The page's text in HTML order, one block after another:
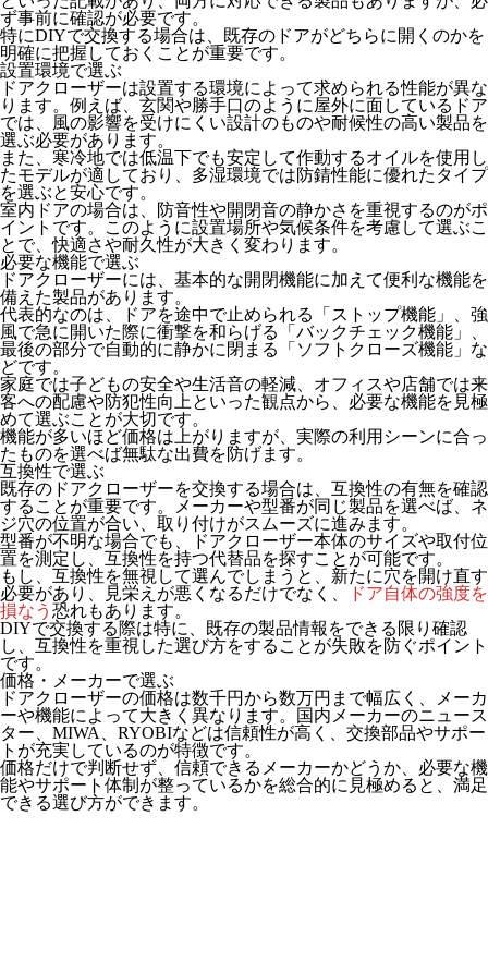
ず事前に確認が必要です。
特にDIYで交換する場合は、既存のドアがどちらに開くのかを
明確に把握しておくことが重要です。
設置環境で選ぶ
ドアクローザーは設置する環境によって求められる性能が異な
ります。例えば、玄関や勝手口のように屋外に面しているドア
では、風の影響を受けにくい設計のものや耐候性の高い製品を
選ぶ必要があります。
また、寒冷地では低温下でも安定して作動するオイルを使用し
たモデルが適しており、多湿環境では防錆性能に優れたタイプ
を選ぶと安心です。
室内ドアの場合は、防音性や開閉音の静かさを重視するのがポ
イントです。このように設置場所や気候条件を考慮して選ぶこ
とで、快適さや耐久性が大きく変わります。
必要な機能で選ぶ
ドアクローザーには、基本的な開閉機能に加えて便利な機能を
備えた製品があります。
代表的なのは、ドアを途中で止められる「 ストップ機能 」、強
風で急に開いた際に衝撃を和らげる「 バックチェック機能 」、
最後の部分で自動的に静かに閉まる「 ソフトクローズ機能 」な
どです。
家庭では子どもの安全や生活音の軽減、オフィスや店舗では来
客への配慮や防犯性向上といった観点から、必要な機能を見極
めて選ぶことが大切です。
機能が多いほど価格は上がりますが、実際の利用シーンに合っ
たものを選べば無駄な出費を防げます。
互換性で選ぶ
既存のドアクローザーを交換する場合は、互換性の有無を確認
することが重要です。メーカーや型番が同じ製品を選べば、ネ
ジ穴の位置が合い、取り付けがスムーズに進みます。
型番が不明な場合でも、ドアクローザー本体のサイズや取付位
置を測定し、互換性を持つ代替品を探すことが可能です。
もし、互換性を無視して選んでしまうと、新たに穴を開け直す
必要があり、見栄えが悪くなるだけでなく、
ドア自体の強度を
損なう 恐れもあります。
DIYで交換する際は特に、既存の製品情報をできる限り確認
し、互換性を重視した選び方をすることが失敗を防ぐポイント
です。
価格・メーカーで選ぶ
ドアクローザーの価格は数千円から数万円まで幅広く、メーカ
ーや機能によって大きく異なります。国内メーカーのニュース
ター
MIWA RYOBIなどは信頼性が高く、交換部品やサポー
トが充実しているのが特徴です。
価格だけで判断せず、信頼できるメーカーかどうか、必要な機
能やサポート体制が整っているかを総合的に見極めると、満足
できる選び方ができます。